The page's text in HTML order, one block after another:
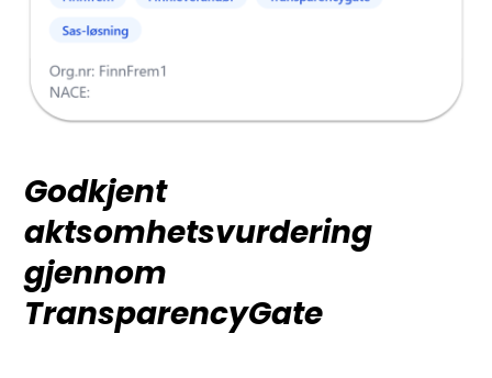
Godkjent
aktsomhetsvurdering
gjennom
TransparencyGate